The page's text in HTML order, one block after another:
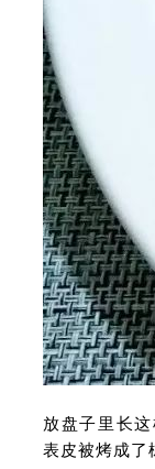
放盘子里长
表皮被烤成了